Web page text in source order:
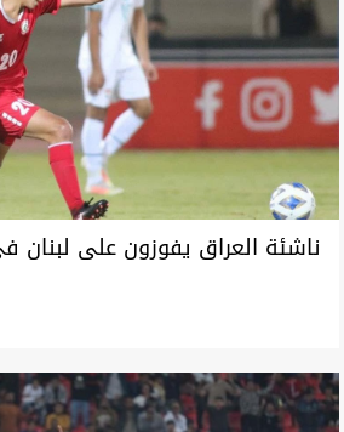
ناشئة العراق يفوزون على